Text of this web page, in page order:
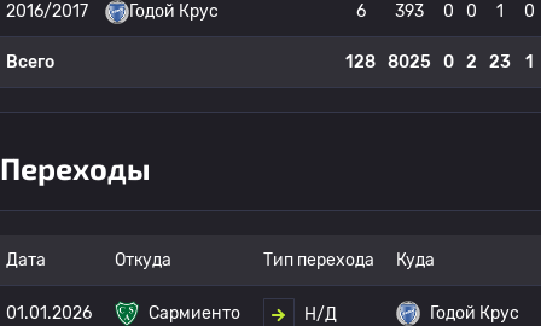
2016/2017 Годой Крус 6 393 0 0 1 0
Всего 128 8025 0 2 23 1
Переходы
Дата Откуда Тип перехода Куда
01.01.2026 Сармиенто Н/Д Годой Крус